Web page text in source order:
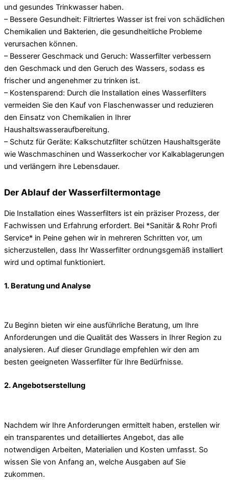
und gesundes Trinkwasser haben.
– Bessere Gesundheit: Filtriertes Wasser ist frei von schädlichen
Chemikalien und Bakterien, die gesundheitliche Probleme
verursachen können.
– Besserer Geschmack und Geruch: Wasserfilter verbessern
den Geschmack und den Geruch des Wassers, sodass es
frischer und angenehmer zu trinken ist.
– Kostensparend: Durch die Installation eines Wasserfilters
vermeiden Sie den Kauf von Flaschenwasser und reduzieren
den Einsatz von Chemikalien in Ihrer
Haushaltswasseraufbereitung.
– Schutz für Geräte: Kalkschutzfilter schützen Haushaltsgeräte
wie Waschmaschinen und Wasserkocher vor Kalkablagerungen
und verlängern ihre Lebensdauer.
Der Ablauf der Wasserfiltermontage
Die Installation eines Wasserfilters ist ein präziser Prozess, der
Fachwissen und Erfahrung erfordert. Bei *Sanitär & Rohr Profi
Service* in Peine gehen wir in mehreren Schritten vor, um
sicherzustellen, dass Ihr Wasserfilter ordnungsgemäß installiert
wird und optimal funktioniert.
1. Beratung und Analyse
Zu Beginn bieten wir eine ausführliche Beratung, um Ihre
Anforderungen und die Qualität des Wassers in Ihrer Region zu
analysieren. Auf dieser Grundlage empfehlen wir den am
besten geeigneten Wasserfilter für Ihre Bedürfnisse.
2. Angebotserstellung
Nachdem wir Ihre Anforderungen ermittelt haben, erstellen wir
ein transparentes und detailliertes Angebot, das alle
notwendigen Arbeiten, Materialien und Kosten umfasst. So
wissen Sie von Anfang an, welche Ausgaben auf Sie
zukommen.